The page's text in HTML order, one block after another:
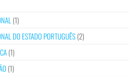
(1)
DO ESTADO PORTUGUÊS(2)
(1)
(1)